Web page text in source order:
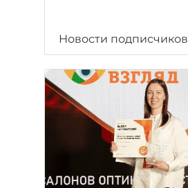
Новости подписчиков